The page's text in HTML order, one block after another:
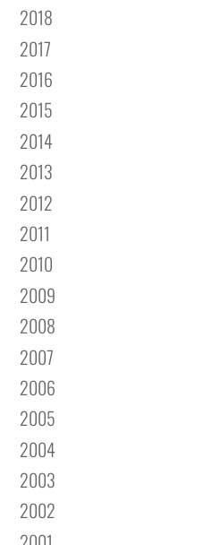
2018
2017
2016
2015
2014
2013
2012
2011
2010
2009
2008
2007
2006
2005
2004
2003
2002